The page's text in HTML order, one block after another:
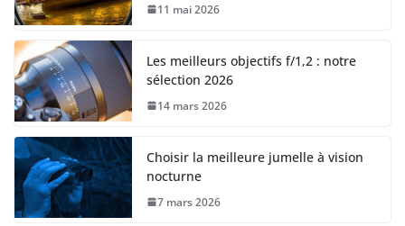
11 mai 2026
Les meilleurs objectifs f/1,2 : notre
sélection 2026
14 mars 2026
Choisir la meilleure jumelle à vision
nocturne
7 mars 2026